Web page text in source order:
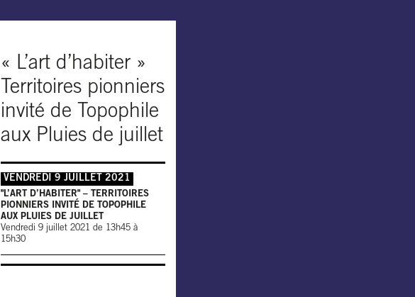
« L’art d’habiter »
Territoires pionniers
invité de Topophile
aux Pluies de juillet
VENDREDI 9 JUILLET 2021
"L’ART D’HABITER" – TERRITOIRES
PIONNIERS INVITÉ DE TOPOPHILE
AUX PLUIES DE JUILLET
Vendredi 9 juillet 2021 de 13h45 à
15h30